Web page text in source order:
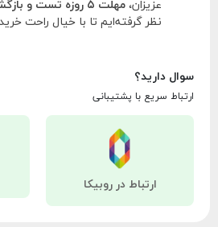
عزیزان، مهلت ۵ روزه تست و بازگشت بی‌قید و شرط کالا
نظر گرفته‌ایم تا با خیال راحت
سوال دارید؟
ارتباط سریع با پشتیبانی
ارتباط در روبیکا